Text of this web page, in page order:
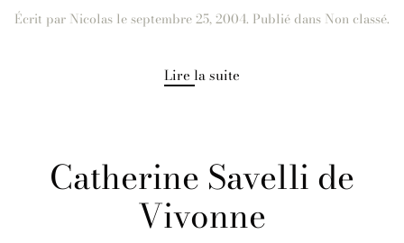
Écrit par Nicolas leseptembre 25, 2004. Publié dans Non classé.
Lire la suite
Catherine Savelli de
Vivonne